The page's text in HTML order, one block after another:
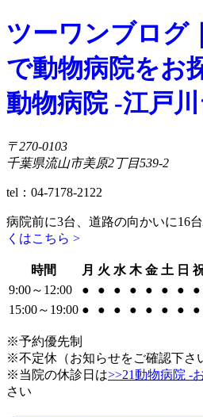
ツーワンブログ
で動物病院をお
動物病院 -江戸
〒270-0103
千葉県流山市美原2丁目539-2
tel：04-7178-2122
病院前に3台、道路の向かいに16
くはこちら >
時間 月 火 水 木 金 土 日
9:00～12:00
● ● ● ● ● ● ●
●
15:00～19:00 ● ● ● ● ● ● ● ●
※予約優先制
※不定休（お知らせをご確認下さ
※当院の休診日は>>21動物病院 -
さい